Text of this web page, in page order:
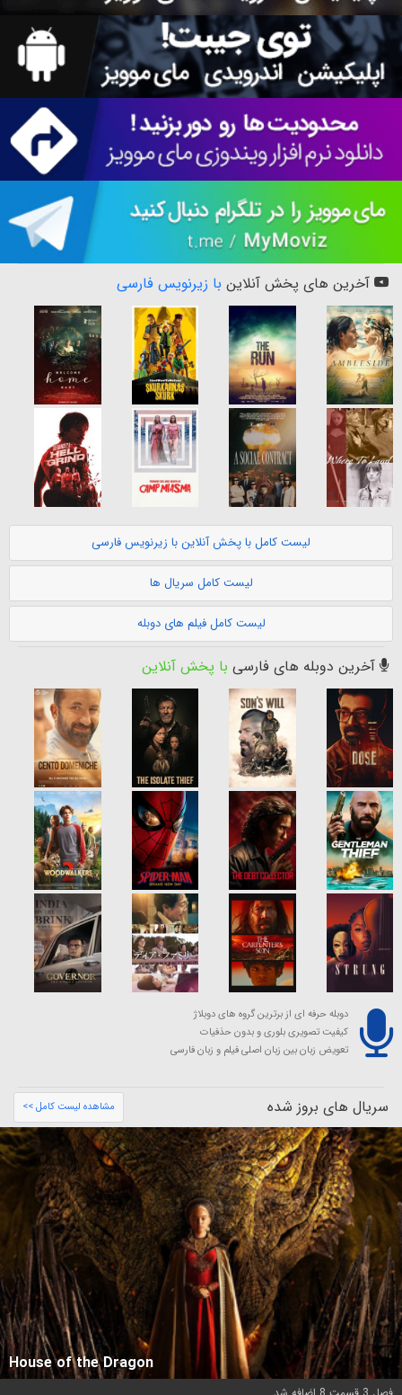
آخرین های پخش آنلاین با زیرنویس فارسی
لیست کامل با پخش آنلاین با زیرنویس فارسی
لیست کامل سریال ها
لیست کامل فیلم های دوبله
آخرین دوبله های فارسی با پخش آنلاین
دوبله حرفه ای از برترین گروه های دوبلاژ
کیفیت تصویری بلوری و بدون حذفیات
تعویض زبان بین زبان اصلی فیلم و زبان فارسی
سریال های بروز شده مشاهده لیست کامل >>
House of the Dragon